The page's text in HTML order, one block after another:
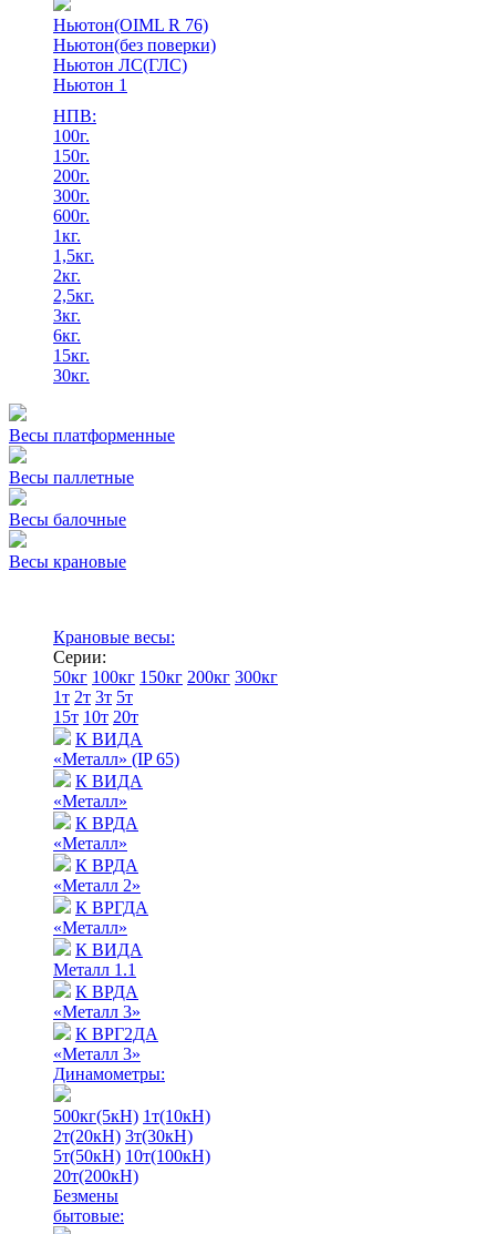
Ньютон(OIML R 76)
Ньютон(без поверки)
Ньютон ЛС(ГЛС)
Ньютон 1
НПВ:
100г.
150г.
200г.
300г.
600г.
1кг.
1,5кг.
2кг.
2,5кг.
3кг.
6кг.
15кг.
30кг.
Весы платформенные
Весы паллетные
Весы балочные
Весы крановые
Крановые весы:
Серии:
50кг 100кг 150кг 200кг 300кг
1т 2т 3т 5т
15т 10т 20т
К ВИДА
«Металл» (IP 65)
К ВИДА
«Металл»
К ВРДА
«Металл»
К ВРДА
«Металл 2»
К ВРГДА
«Металл»
К ВИДА
Металл 1.1
К ВРДА
«Металл 3»
К ВРГ2ДА
«Металл 3»
Динамометры:
500кг(5кН) 1т(10кН)
2т(20кН) 3т(30кН)
5т(50кН) 10т(100кН)
20т(200кН)
Безмены
бытовые: